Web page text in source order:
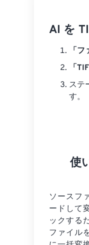
AI を
「
「
ステ
す。
使
ソースフ
ードして
ックする
ファイル